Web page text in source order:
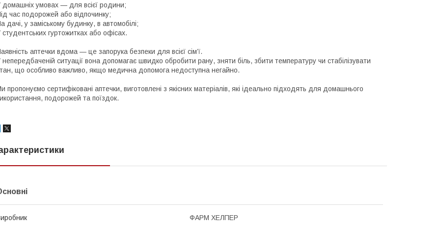
домашніх умовах — для всієї родини;
час подорожей або відпочинку;
дачі, у заміському будинку, в автомобілі;
студентських гуртожитках або офісах.
аптечки вдома — це запорука безпеки для всієї сім’ї.
непередбаченій ситуації вона допомагає швидко обробити рану, зняти біль, збити температуру чи стабілізувати
що особливо важливо, якщо медична допомога недоступна негайно.
пропонуємо сертифіковані аптечки, виготовлені з якісних матеріалів, які ідеально підходять для домашнього
подорожей та поїздок.
ФАРМ ХЕЛПЕР